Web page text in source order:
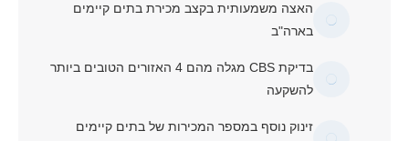
האצה משמעותית בקצב מכירת בתים קיימים
בארה"ב
בדיקת CBS מגלה מהם 4 האזורים הטובים ביותר
להשקעה
זינוק נוסף במספר המכירות של בתים קיימים